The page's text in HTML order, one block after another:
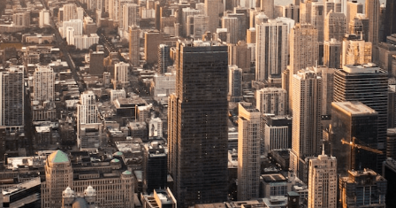
代發貨
倉庫管理
電商規劃
通路上架
團隊介紹
顧問及法務部門
財務部門
貿易部門
行銷部門
企業疑難解決方案
國際企業節稅規劃
越南法律暨智慧財產權顧問
越南服務範圍
越南內外資公司設立服務
國際文件翻譯與公證
越南企業會計外帳
越南商業投資顧問
第二國家護照
投資諮詢與開業輔導
越南開店商業輔導
越南特殊行業規劃輔導
越南連鎖加盟投資諮詢
越南事務委託經略
越南據點物流委託營運
跨國際企業結構規劃
海外教育，實習
浩瀚中學越南代理
其他地區服務
搜索
繁體中文
繁體中文
English
Việt Nam